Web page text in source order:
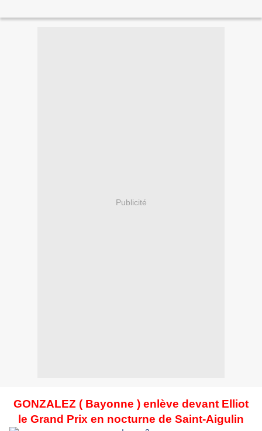
Publicité
GONZALEZ ( Bayonne ) enlève devant Elliot
le Grand Prix en nocturne de Saint-Aigulin